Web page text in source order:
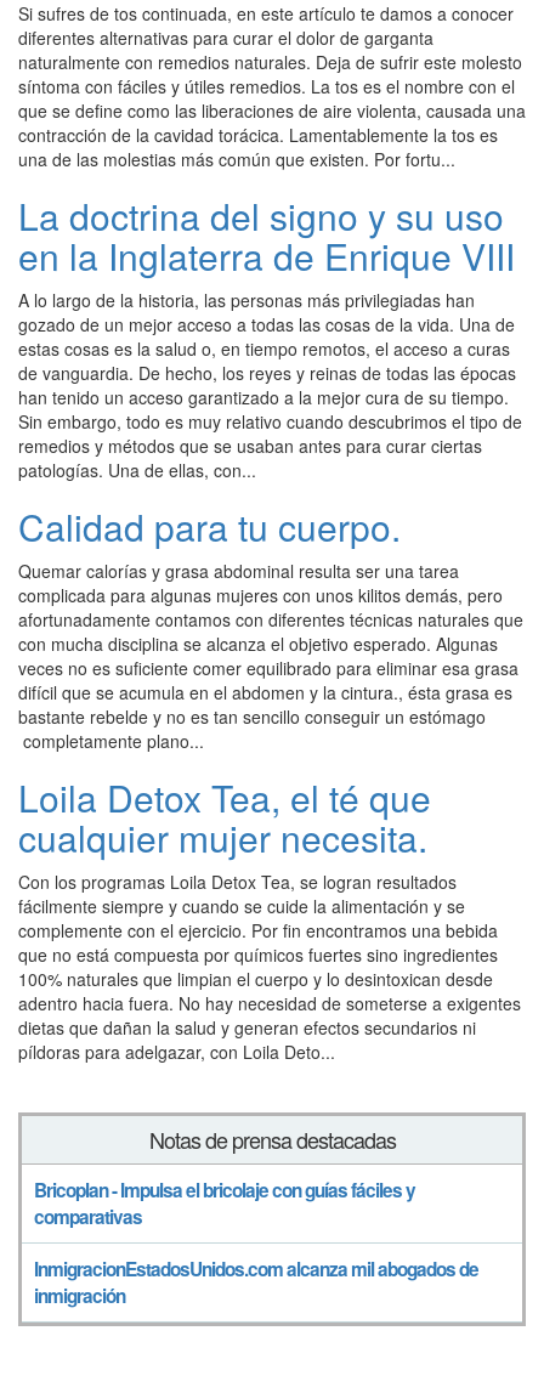
Si sufres de tos continuada, en este artículo te damos a conocer
diferentes alternativas para curar el dolor de garganta
naturalmente con remedios naturales. Deja de sufrir este molesto
síntoma con fáciles y útiles remedios. La tos es el nombre con el
que se define como las liberaciones de aire violenta, causada una
contracción de la cavidad torácica. Lamentablemente la tos es
una de las molestias más común que existen. Por fortu...
La doctrina del signo y su uso
en la Inglaterra de Enrique VIII
A lo largo de la historia, las personas más privilegiadas han
gozado de un mejor acceso a todas las cosas de la vida. Una de
estas cosas es la salud o, en tiempo remotos, el acceso a curas
de vanguardia. De hecho, los reyes y reinas de todas las épocas
han tenido un acceso garantizado a la mejor cura de su tiempo.
Sin embargo, todo es muy relativo cuando descubrimos el tipo de
remedios y métodos que se usaban antes para curar ciertas
patologías. Una de ellas, con...
Calidad para tu cuerpo.
Quemar calorías y grasa abdominal resulta ser una tarea
complicada para algunas mujeres con unos kilitos demás, pero
afortunadamente contamos con diferentes técnicas naturales que
con mucha disciplina se alcanza el objetivo esperado. Algunas
veces no es suficiente comer equilibrado para eliminar esa grasa
difícil que se acumula en el abdomen y la cintura., ésta grasa es
bastante rebelde y no es tan sencillo conseguir un estómago
completamente plano...
Loila Detox Tea, el té que
cualquier mujer necesita.
Con los programas Loila Detox Tea, se logran resultados
fácilmente siempre y cuando se cuide la alimentación y se
complemente con el ejercicio. Por fin encontramos una bebida
que no está compuesta por químicos fuertes sino ingredientes
100% naturales que limpian el cuerpo y lo desintoxican desde
adentro hacia fuera. No hay necesidad de someterse a exigentes
dietas que dañan la salud y generan efectos secundarios ni
píldoras para adelgazar, con Loila Deto...
Notas de prensa destacadas
Bricoplan - Impulsa el bricolaje con guías fáciles y
comparativas
InmigracionEstadosUnidos.com alcanza mil abogados de
inmigración